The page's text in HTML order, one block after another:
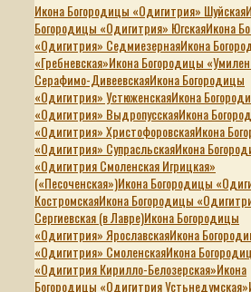
Икона Богородицы «Одигитрия» Шуйская
Богородицы «Одигитрия» ЮгскаяИкона
«Одигитрия» СедмиезернаяИкона
«Гребневская»Икона Богородицы
Серафимо-ДивеевскаяИкона Богородицы
«Одигитрия» УстюженскаяИкона
«Одигитрия» ВыдропусскаяИкона
«Одигитрия» ХристофоровскаяИкона
«Одигитрия» СупрасльскаяИкона
«Одигитрия Смоленская Игрицкая»
(«Песоченская»)Икона Богородицы
КостромскаяИкона Богородицы
Сергиевская (в Лавре)Икона Богородицы
«Одигитрия» ЯрославскаяИкона
«Одигитрия» СмоленскаяИкона
«Одигитрия Кирилло-Белозерская»Икона
Богородицы «Одигитрия Устьнедумская»